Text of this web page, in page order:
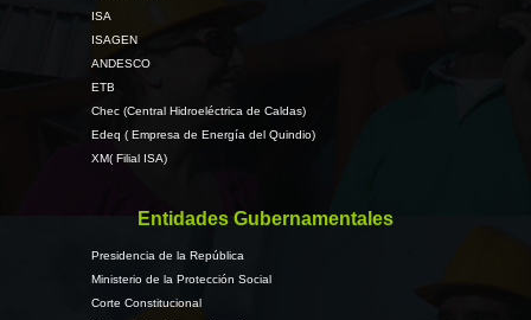
ISA
ISAGEN
ANDESCO
ETB
Chec (Central Hidroeléctrica de Caldas)
Edeq ( Empresa de Energía del Quindio)
XM( Filial ISA)
Entidades Gubernamentales
Presidencia de la República
Ministerio de la Protección Social
Corte Constitucional